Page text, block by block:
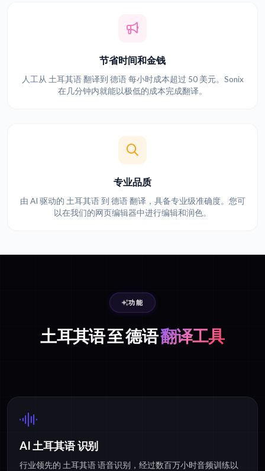
节省时间和金钱
人工从 土耳其语 翻译到 德语 每小时成本超过 50 美元。Sonix
在几分钟内就能以极低的成本完成翻译。
专业品质
由 AI 驱动的 土耳其语 到 德语 翻译，具备专业级准确度。您可
以在我们的网页编辑器中进行编辑和润色。
功能
土耳其语 至 德语翻译工具
AI 土耳其语 识别
行业领先的 土耳其语 语音识别，经过数百万小时音频训练以